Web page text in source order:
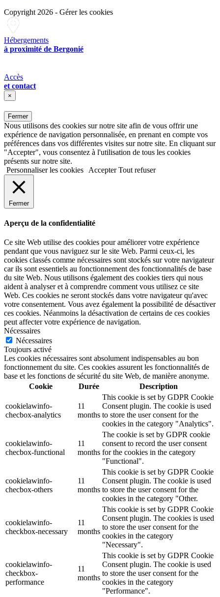
Copyright 2026 - Gérer les cookies
Hébergements
à proximité de Bergonié
Accès
et contact
×
Fermer
Nous utilisons des cookies sur notre site afin de vous offrir une
expérience de navigation personnalisée, en prenant en compte vos
préférences dans vos différentes visites sur notre site. En cliquant sur
"Accepter", vous consentez à l'utilisation de tous les cookies
présents sur notre site.
Personnaliser les cookies
Accepter Tout refuser
Fermer
Aperçu de la confidentialité
Ce site Web utilise des cookies pour améliorer votre expérience
pendant que vous naviguez sur le site Web. Parmi ceux-ci, les
cookies classés comme nécessaires sont stockés sur votre navigateur
car ils sont essentiels au fonctionnement des fonctionnalités de base
du site Web. Nous utilisons également des cookies tiers qui nous
aident à analyser et à comprendre comment vous utilisez ce site
Web. Ces cookies ne seront stockés dans votre navigateur qu'avec
votre consentement. Vous avez également la possibilité de désactiver
ces cookies. Néanmoins la désactivation de certains de ces cookies
peut affecter votre expérience de navigation.
Nécessaires
Nécessaires
Toujours activé
Les cookies nécessaires sont absolument indispensables au bon
fonctionnement du site. Ces cookies assurent les fonctionnalités de
base et les fonctions de sécurité du site Web, de manière anonyme.
Cookie
Durée Description
cookielawinfo-
checbox-analytics
11
months
This cookie is set by GDPR Cookie
Consent plugin. The cookie is used
to store the user consent for the
cookies in the category "Analytics".
cookielawinfo-
checbox-functional
11
months
The cookie is set by GDPR cookie
consent to record the user consent
for the cookies in the category
"Functional".
cookielawinfo-
checbox-others
11
months
This cookie is set by GDPR Cookie
Consent plugin. The cookie is used
to store the user consent for the
cookies in the category "Other.
cookielawinfo-
checkbox-necessary
11
months
This cookie is set by GDPR Cookie
Consent plugin. The cookies is used
to store the user consent for the
cookies in the category
"Necessary".
cookielawinfo-
checkbox-
performance
11
months
This cookie is set by GDPR Cookie
Consent plugin. The cookie is used
to store the user consent for the
cookies in the category
"Performance".